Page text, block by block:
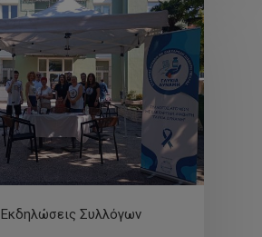
Εκδηλώσεις Συλλόγων